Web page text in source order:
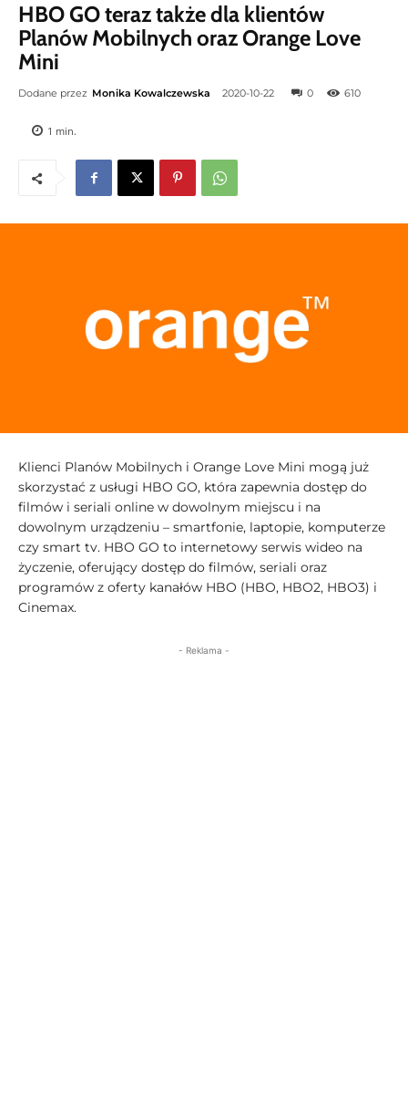
HBO GO teraz także dla klientów
Planów Mobilnych oraz Orange Love
Mini
Dodane przez Monika Kowalczewska 2020-10-22 0 610
1 min.
Klienci Planów Mobilnych i Orange Love Mini mogą już
skorzystać z usługi HBO GO, która zapewnia dostęp do
filmów i seriali online w dowolnym miejscu i na
dowolnym urządzeniu – smartfonie, laptopie, komputerze
czy smart tv. HBO GO to internetowy serwis wideo na
życzenie, oferujący dostęp do filmów, seriali oraz
programów z oferty kanałów HBO (HBO, HBO2, HBO3) i
Cinemax.
- Reklama -